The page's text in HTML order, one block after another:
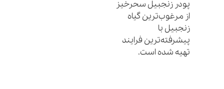
پودر زنجبیل سحرخیز
از مرغوب‌ترین گیاه
زنجبیل با
پیشرفته‌ترین فرایند
تهیه شده است.